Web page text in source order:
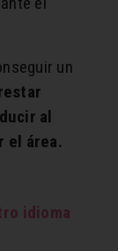
un
al
el área.
idioma